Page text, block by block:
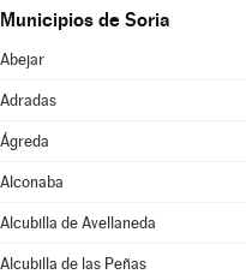
Municipios de Soria
Abejar
Adradas
Ágreda
Alconaba
Alcubilla de Avellaneda
Alcubilla de las Peñas